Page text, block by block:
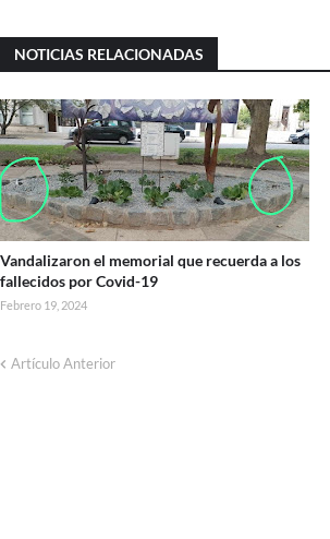
NOTICIAS RELACIONADAS
Vandalizaron el memorial que recuerda a los
fallecidos por Covid-19
Febrero 19, 2024
Artículo Anterior